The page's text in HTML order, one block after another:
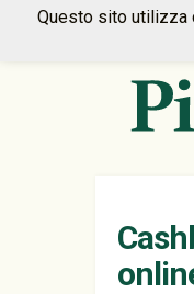
Questo sito utilizza